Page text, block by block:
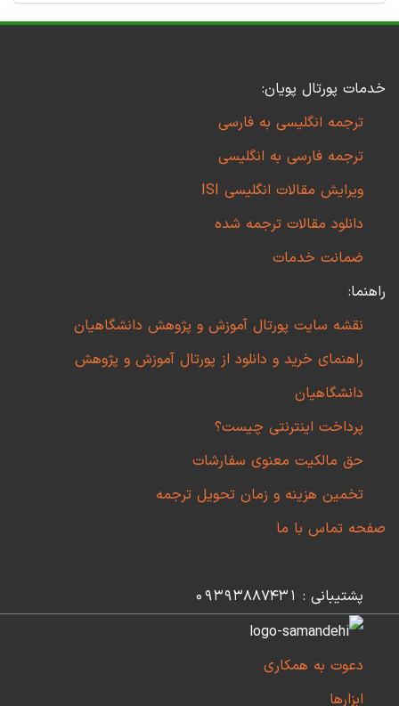
خدمات پورتال پویان:
ترجمه انگلیسی به فارسی
ترجمه فارسی به انگلیسی
ویرایش مقالات انگلیسی ISI
دانلود مقالات ترجمه شده
ضمانت خدمات
راهنما:
نقشه سایت پورتال آموزش و پژوهش دانشگاهیان
راهنمای خرید و دانلود از پورتال آموزش و پژوهش
دانشگاهیان
پرداخت اینترنتی چیست؟
حق مالکیت معنوی سفارشات
تخمین هزینه و زمان تحویل ترجمه
صفحه تماس با ما
پشتیبانی : 09393887431
دعوت به همکاری
ابزارها